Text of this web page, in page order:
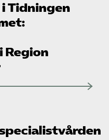
Tidningen
Region